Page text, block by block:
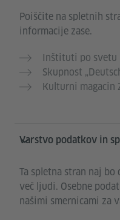
Poiščite na spletnih
informacije zase.
Inštituti po svetu
Skupnost
Kulturni magacin
Varstvo podatkov in
Ta spletna stran naj
več ljudi. Osebne
našimi smernicami za